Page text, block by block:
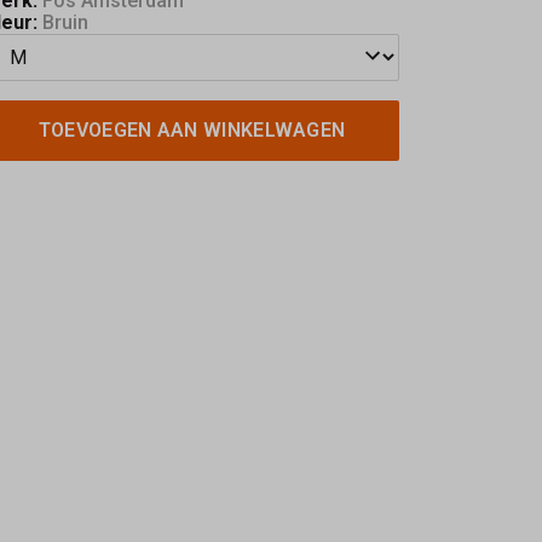
Bruin
TOEVOEGEN AAN WINKELWAGEN